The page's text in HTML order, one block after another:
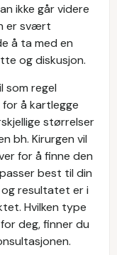
ikke går videre
er svært
å ta med en
og diskusjon.
som regel
å kartlegge
størrelser
bh. Kirurgen vil
for å finne den
best til din
resultatet er i
Hvilken type
deg, finner du